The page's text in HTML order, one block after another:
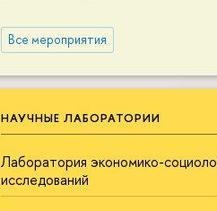
Все мероприятия
НАУЧНЫЕ ЛАБОРАТОРИИ
Лаборатория экономико-
исследований